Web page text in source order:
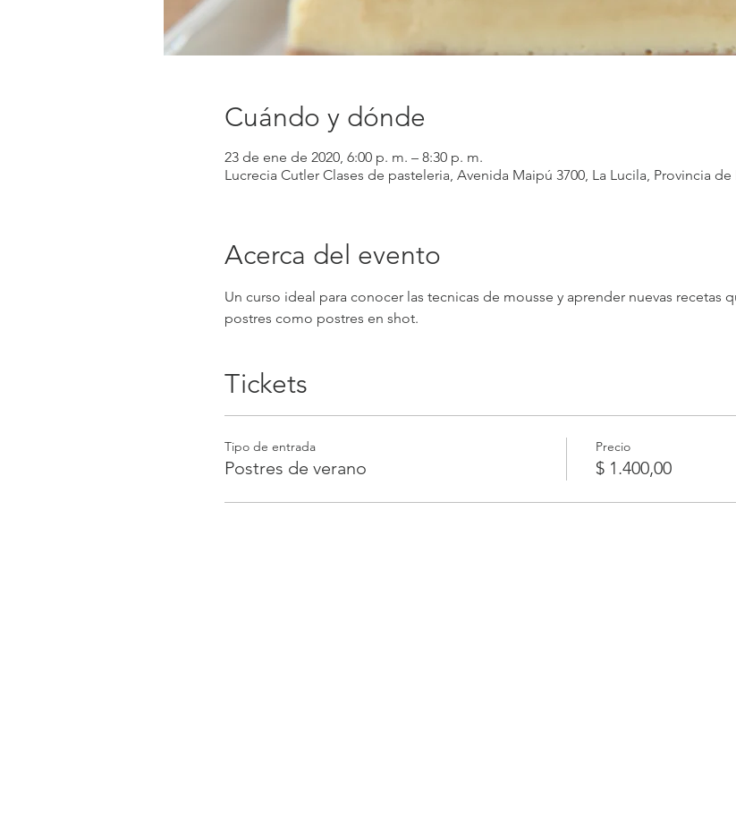
Cuándo y dónde
23 de ene de 2020, 6:00 p. m. – 8:30 p. m.
Lucrecia Cutler Clases de pasteleria, Avenida Maipú 3700, La Lucila, Provincia
Acerca del evento
Un curso ideal para conocer las tecnicas de mousse y aprender nuevas recetas
postres como postres en shot.
Tickets
Tipo de entrada
Postres de verano
Precio
$ 1.400,00